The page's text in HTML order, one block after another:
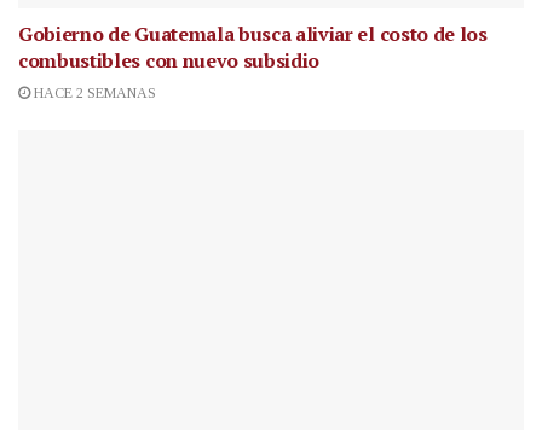
Gobierno de Guatemala busca aliviar el costo de los
combustibles con nuevo subsidio
HACE 2 SEMANAS